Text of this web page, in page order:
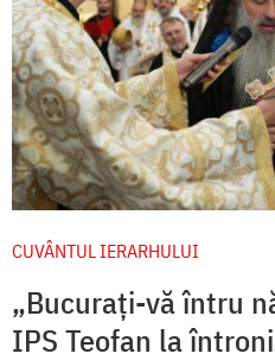
CUVÂNTUL IERARHULUI
„Bucurați-vă întru
IPS Teofan la